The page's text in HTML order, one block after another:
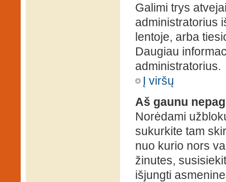
Galimi trys
administratorius
lentoje, arba
Daugiau
administratorius.
Į viršų
Aš gaunu
Norėdami
sukurkite tam
nuo kurio nors
žinutes,
išjungti